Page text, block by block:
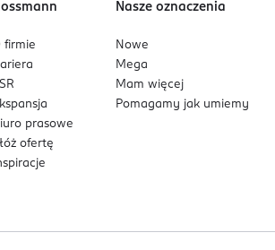
firmie
prasowe
ofertę
Nasze oznaczenia
Nowe
Mega
Mam więcej
Pomagamy jak umiemy